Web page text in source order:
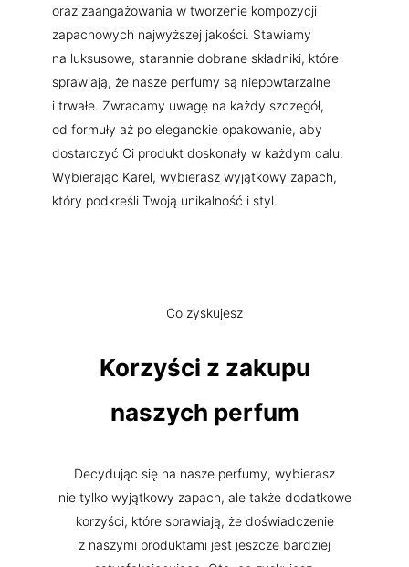
oraz zaangażowania w tworzenie kompozycji
zapachowych najwyższej jakości. Stawiamy
na luksusowe, starannie dobrane składniki, które
sprawiają, że nasze perfumy są niepowtarzalne
i trwałe. Zwracamy uwagę na każdy szczegół,
od formuły aż po eleganckie opakowanie, aby
dostarczyć Ci produkt doskonały w każdym calu.
Wybierając Karel, wybierasz wyjątkowy zapach,
który podkreśli Twoją unikalność i styl.
Co zyskujesz
Korzyści z zakupu
naszych perfum
Decydując się na nasze perfumy, wybierasz
nie tylko wyjątkowy zapach, ale także dodatkowe
korzyści, które sprawiają, że doświadczenie
z naszymi produktami jest jeszcze bardziej